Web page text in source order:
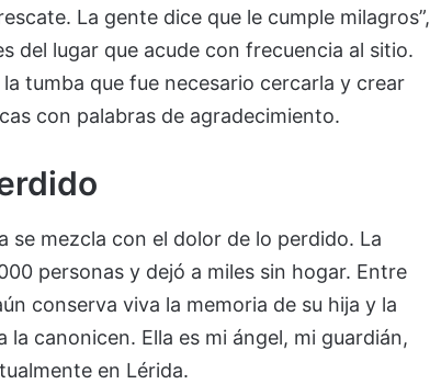
La gente dice que le cumple milagros”,
del lugar que acude con frecuencia al sitio.
tumba que fue necesario cercarla y crear
con palabras de agradecimiento.
se mezcla con el dolor de lo perdido. La
personas y dejó a miles sin hogar. Entre
conserva viva la memoria de su hija y la
canonicen. Ella es mi ángel, mi guardián,
en Lérida.